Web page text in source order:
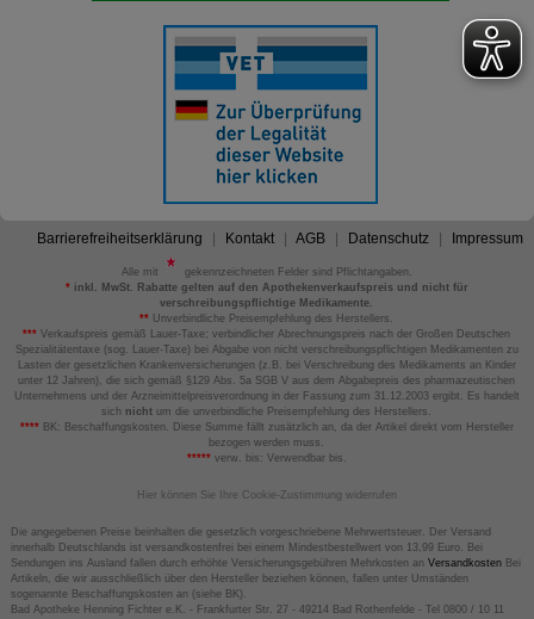
Barrierefreiheitserklärung Kontakt AGB Datenschutz Impressum
Alle mit
gekennzeichneten Felder sind Pflichtangaben.
*inkl. MwSt. Rabatte gelten auf den Apothekenverkaufspreis und nicht für
verschreibungspflichtige Medikamente.
** Unverbindliche Preisempfehlung des Herstellers.
*** Verkaufspreis gemäß Lauer-Taxe; verbindlicher Abrechnungspreis nach der Großen Deutschen
Spezialitätentaxe (sog. Lauer-Taxe) bei Abgabe von nicht verschreibungspflichtigen Medikamenten zu
Lasten der gesetzlichen Krankenversicherungen (z.B. bei Verschreibung des Medikaments an Kinder
unter 12 Jahren), die sich gemäß §129 Abs. 5a SGB V aus dem Abgabepreis des pharmazeutischen
Unternehmens und der Arzneimittelpreisverordnung in der Fassung zum 31.12.2003 ergibt. Es handelt
sich nicht um die unverbindliche Preisempfehlung des Herstellers.
****BK: Beschaffungskosten. Diese Summe fällt zusätzlich an, da der Artikel direkt vom Hersteller
bezogen werden muss.
*****verw. bis: Verwendbar bis.
Hier können Sie Ihre Cookie-Zustimmung widerrufen
Die angegebenen Preise beinhalten die gesetzlich vorgeschriebene Mehrwertsteuer. Der Versand
innerhalb Deutschlands ist versandkostenfrei bei einem Mindestbestellwert von 13,99 Euro. Bei
Sendungen ins Ausland fallen durch erhöhte Versicherungsgebühren Mehrkosten an VersandkostenBei
Artikeln, die wir ausschließlich über den Hersteller beziehen können, fallen unter Umständen
sogenannte Beschaffungskosten an (siehe BK).
Bad Apotheke Henning Fichter e.K. - Frankfurter Str. 27 - 49214 Bad Rothenfelde - Tel 0800 / 10 11